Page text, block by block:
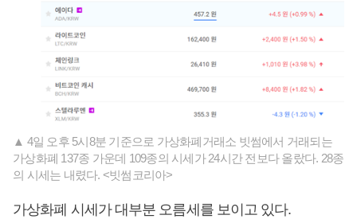
▲ 4일 오후 5시8분 기준으로 가상화폐거래소 빗썸에서 거래되는
가상화폐 137종 가운데 109종의 시세가 24시간 전보다 올랐다. 28종
의 시세는 내렸다. <빗썸코리아>
가상화폐 시세가 대부분 오름세를 보이고 있다.